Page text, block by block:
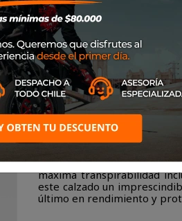
Marca XPD
SKUS113011
$390.000
Una bota de competición
de alto agarre,
cierre avanzado y, ahora,
máxima transpirabilidad
este calzado un
último en rendimiento y